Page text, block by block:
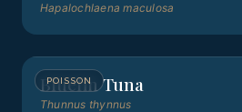
Hapalochlaena maculosa
POISSON
Bluefin Tuna
Thunnus thynnus